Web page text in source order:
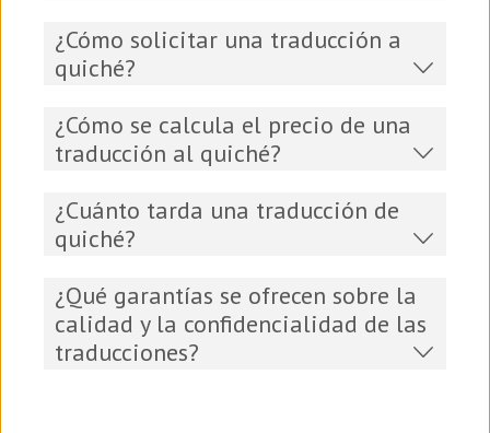
¿Cómo solicitar una traducción a
quiché?
¿Cómo se calcula el precio de una
traducción al quiché?
¿Cuánto tarda una traducción de
quiché?
¿Qué garantías se ofrecen sobre la
calidad y la confidencialidad de las
traducciones?